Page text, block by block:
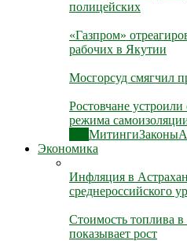
полицейских
«Газпром»
рабочих в Якутии
Мосгорсуд смягчил
Ростовчане
режима
МитингиЗаконы
Экономика
Инфляция в
среднероссийского
Стоимость топлива в
показывает рост